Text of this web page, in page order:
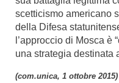
scetticismo americano
della Difesa
l’approccio di Mosca è
una strategia destinata
(com.unica, 1 ottobre 2015)